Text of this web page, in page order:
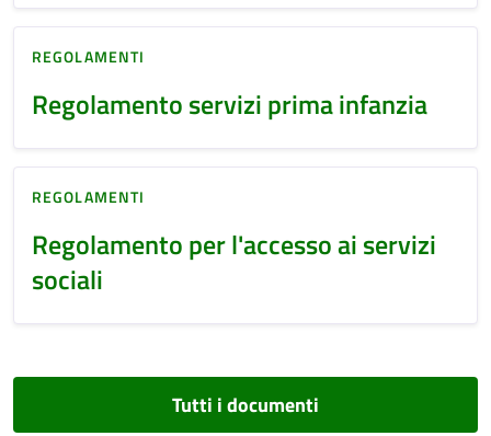
REGOLAMENTI
Regolamento servizi prima infanzia
REGOLAMENTI
Regolamento per l'accesso ai servizi
sociali
Tutti i documenti